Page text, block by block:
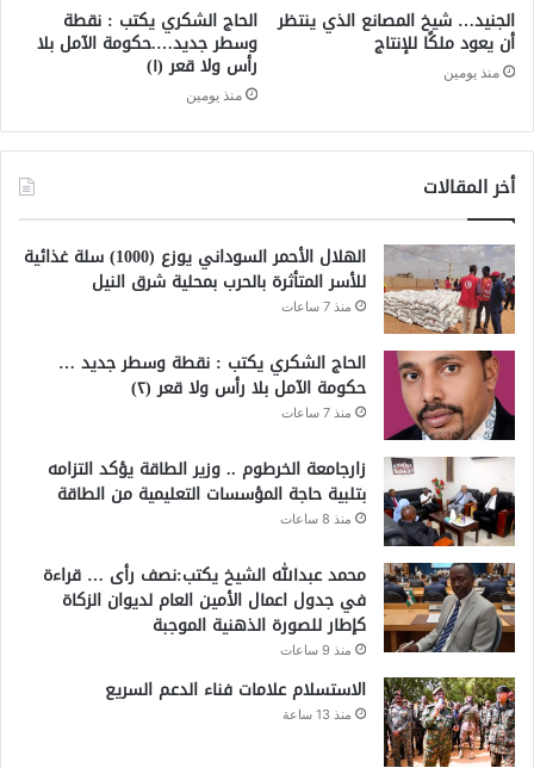
الجنيد… شيخ المصانع الذي ينتظر
أن يعود ملكًا للإنتاج
منذ يومين
الحاج الشكري يكتب : نقطة
وسطر جديد….حكومة الآمل بلا
رأس ولا قعر (١)
منذ يومين
أخر المقالات
الهلال الأحمر السوداني يوزع (1000) سلة غذائية
للأسر المتأثرة بالحرب بمحلية شرق النيل
منذ 7 ساعات
الحاج الشكري يكتب : نقطة وسطر جديد …
حكومة الآمل بلا رأس ولا قعر (٢)
منذ 7 ساعات
زارجامعة الخرطوم .. وزير الطاقة يؤكد التزامه
بتلبية حاجة المؤسسات التعليمية من الطاقة
منذ 8 ساعات
محمد عبدالله الشيخ يكتب:نصف رأى … قراءة
في جدول اعمال الأمين العام لديوان الزكاة
كإطار للصورة الذهنية الموجبة
منذ 9 ساعات
الاستسلام علامات فناء الدعم السريع
منذ 13 ساعة